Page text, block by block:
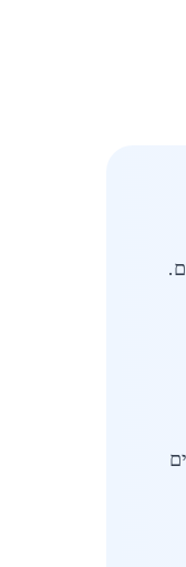
של 97,212 תושבים.